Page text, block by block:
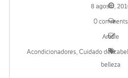
8 agosto,
0 comments
Article
Acondicionadores, Cuidado del
belleza